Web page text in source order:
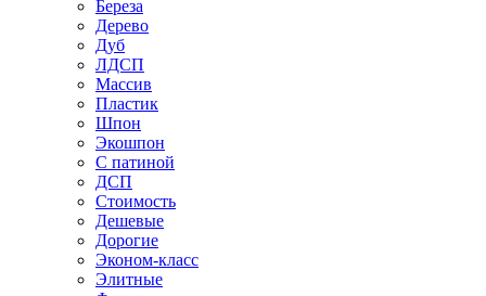
Береза
Дерево
Дуб
ЛДСП
Массив
Пластик
Шпон
Экошпон
С патиной
ДСП
Стоимость
Дешевые
Дорогие
Эконом-класс
Элитные